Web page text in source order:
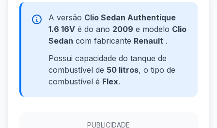
A versão Clio Sedan Authentique
1.6 16V é do ano 2009 e modelo Clio
Sedan com fabricante Renault .
Possui capacidade do tanque de
combustível de 50 litros, o tipo de
combustível é Flex.
PUBLICIDADE